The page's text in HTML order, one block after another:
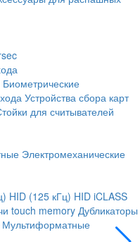
Биометрические
Устройства сбора карт
для считывателей
Электромеханические
HID (125 кГц) HID iCLASS
touch memory Дубликаторы
Мультиформатные